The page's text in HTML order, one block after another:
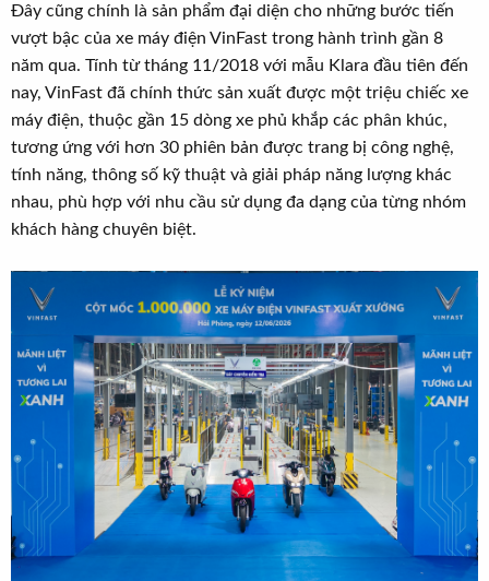
Đây cũng chính là sản phẩm đại diện cho những bước tiến
vượt bậc của xe máy điện VinFast trong hành trình gần 8
năm qua. Tính từ tháng 11/2018 với mẫu Klara đầu tiên đến
nay, VinFast đã chính thức sản xuất được một triệu chiếc xe
máy điện, thuộc gần 15 dòng xe phủ khắp các phân khúc,
tương ứng với hơn 30 phiên bản được trang bị công nghệ,
tính năng, thông số kỹ thuật và giải pháp năng lượng khác
nhau, phù hợp với nhu cầu sử dụng đa dạng của từng nhóm
khách hàng chuyên biệt.